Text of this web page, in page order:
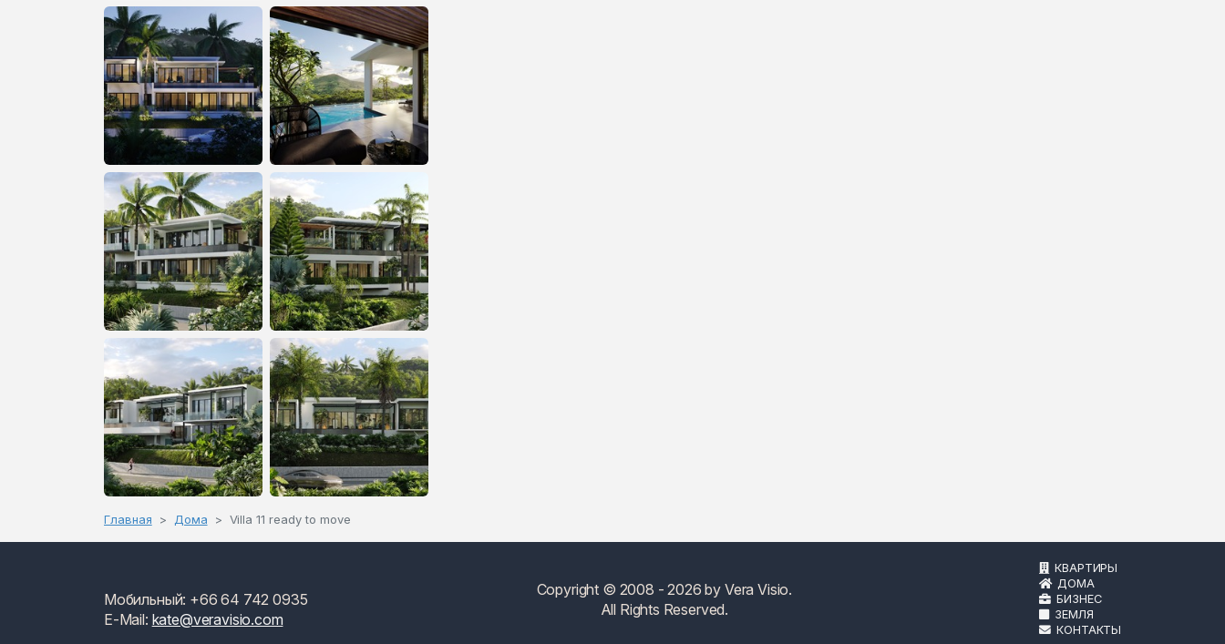
Главная Дома Villa 11 ready to move
Мобильный: +66 64 742 0935
E-Mail: kate@veravisio.com
Copyright © 2008 - 2026 by Vera Visio.
All Rights Reserved.
КВАРТИРЫ
ДОМА
БИЗНЕС
ЗЕМЛЯ
КОНТАКТЫ